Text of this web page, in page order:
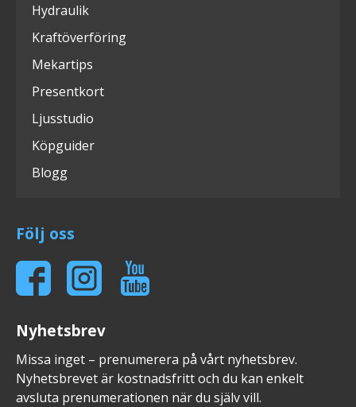
Hydraulik
Kraftöverföring
Mekartips
Presentkort
Ljusstudio
Köpguider
Blogg
Följ oss
Nyhetsbrev
Missa inget – prenumerera på vårt nyhetsbrev.
Nyhetsbrevet är kostnadsfritt och du kan enkelt
avsluta prenumerationen när du själv vill.